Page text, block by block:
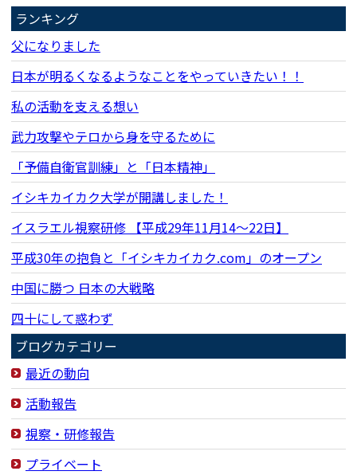
ランキング
父になりました
日本が明るくなるようなことをやっていきたい！！
私の活動を支える想い
武力攻撃やテロから身を守るために
「予備自衛官訓練」と「日本精神」
イシキカイカク大学が開講しました！
イスラエル視察研修 【平成29年11月14〜22日】
平成30年の抱負と「イシキカイカク.com」のオープン
中国に勝つ 日本の大戦略
四十にして惑わず
ブログカテゴリー
最近の動向
活動報告
視察・研修報告
プライベート